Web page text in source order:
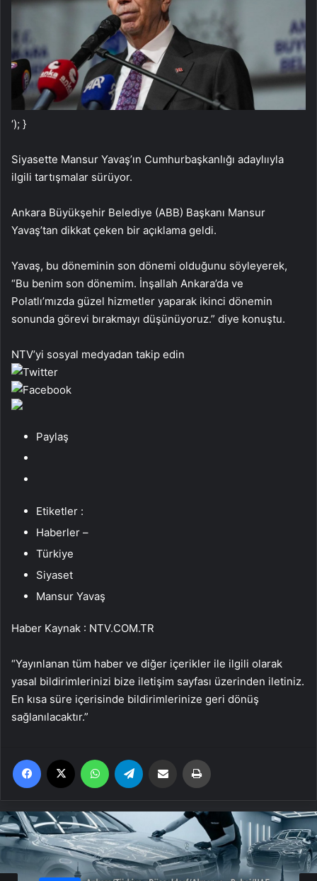
‘); }
Siyasette Mansur Yavaş’ın Cumhurbaşkanlığı adaylııyla
ilgili tartışmalar sürüyor.
Ankara Büyükşehir Belediye (ABB) Başkanı Mansur
Yavaş’tan dikkat çeken bir açıklama geldi.
Yavaş, bu döneminin son dönemi olduğunu söyleyerek,
“Bu benim son dönemim. İnşallah Ankara’da ve
Polatlı’mızda güzel hizmetler yaparak ikinci dönemin
sonunda görevi bırakmayı düşünüyoruz.” diye konuştu.
NTV’yi sosyal medyadan takip edin
Paylaş
Etiketler :
Haberler –
Türkiye
Siyaset
Mansur Yavaş
Haber Kaynak : NTV.COM.TR
“Yayınlanan tüm haber ve diğer içerikler ile ilgili olarak
yasal bildirimlerinizi bize iletişim sayfası üzerinden iletiniz.
En kısa süre içerisinde bildirimlerinize geri dönüş
sağlanılacaktır.”
Facebook WhatsApp Email'den paylaş